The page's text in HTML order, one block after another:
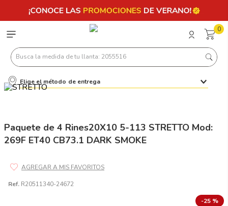
0
Busca la medida de tu llanta: 2055516
Elige el método de entrega
Paquete de 4 Rines20X10 5-113 STRETTO Mod:
269F ET40 CB73.1 DARK SMOKE
Ref. R20511340-24672
-25 %
Términos más buscados
3. 225